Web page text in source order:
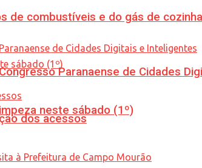
de combustíveis e do gás de
neste sábado (1º)
Paranaense de Cidades
dos acessos